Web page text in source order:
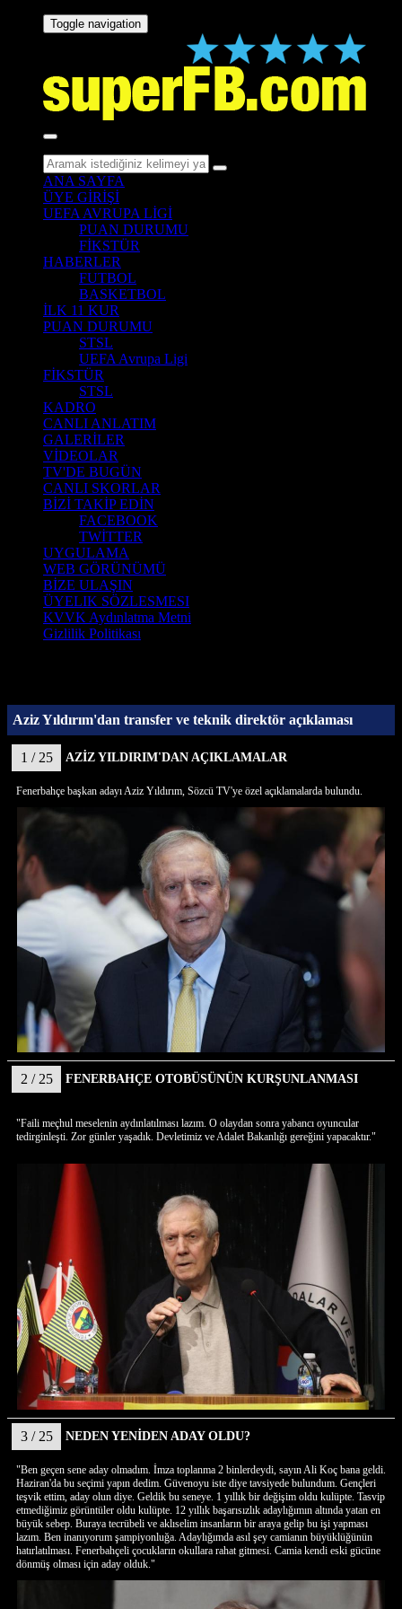
Toggle navigation
ANA SAYFA
ÜYE GİRİŞİ
UEFA AVRUPA LİGİ
PUAN DURUMU
FİKSTÜR
HABERLER
FUTBOL
BASKETBOL
İLK 11 KUR
PUAN DURUMU
STSL
UEFA Avrupa Ligi
FİKSTÜR
STSL
KADRO
CANLI ANLATIM
GALERİLER
VİDEOLAR
TV'DE BUGÜN
CANLI SKORLAR
BİZİ TAKİP EDİN
FACEBOOK
TWİTTER
UYGULAMA
WEB GÖRÜNÜMÜ
BİZE ULAŞIN
ÜYELIK SÖZLESMESI
KVVK Aydınlatma Metni
Gizlilik Politikası
Aziz Yıldırım'dan transfer ve teknik direktör açıklaması
1 / 25 AZİZ YILDIRIM'DAN AÇIKLAMALAR
Fenerbahçe başkan adayı Aziz Yıldırım, Sözcü TV'ye özel açıklamalarda bulundu.
2 / 25 FENERBAHÇE OTOBÜSÜNÜN KURŞUNLANMASI
"Faili meçhul meselenin aydınlatılması lazım. O olaydan sonra yabancı oyuncular
tedirginleşti. Zor günler yaşadık. Devletimiz ve Adalet Bakanlığı gereğini yapacaktır."
3 / 25 NEDEN YENİDEN ADAY OLDU?
"Ben geçen sene aday olmadım. İmza toplanma 2 binlerdeydi, sayın Ali Koç bana geldi.
Haziran'da bu seçimi yapın dedim. Güvenoyu iste diye tavsiyede bulundum. Gençleri
teşvik ettim, aday olun diye. Geldik bu seneye. 1 yıllık bir değişim oldu kulüpte. Tasvip
etmediğimiz görüntüler oldu kulüpte. 12 yıllık başarısızlık adaylığımın altında yatan en
büyük sebep. Buraya tecrübeli ve aklıselim insanların bir araya gelip bu işi yapması
lazım. Ben inanıyorum şampiyonluğa. Adaylığımda asıl şey camianın büyüklüğünün
hatırlatılması. Fenerbahçeli çocukların okullara rahat gitmesi. Camia kendi eski gücüne
dönmüş olması için aday olduk."